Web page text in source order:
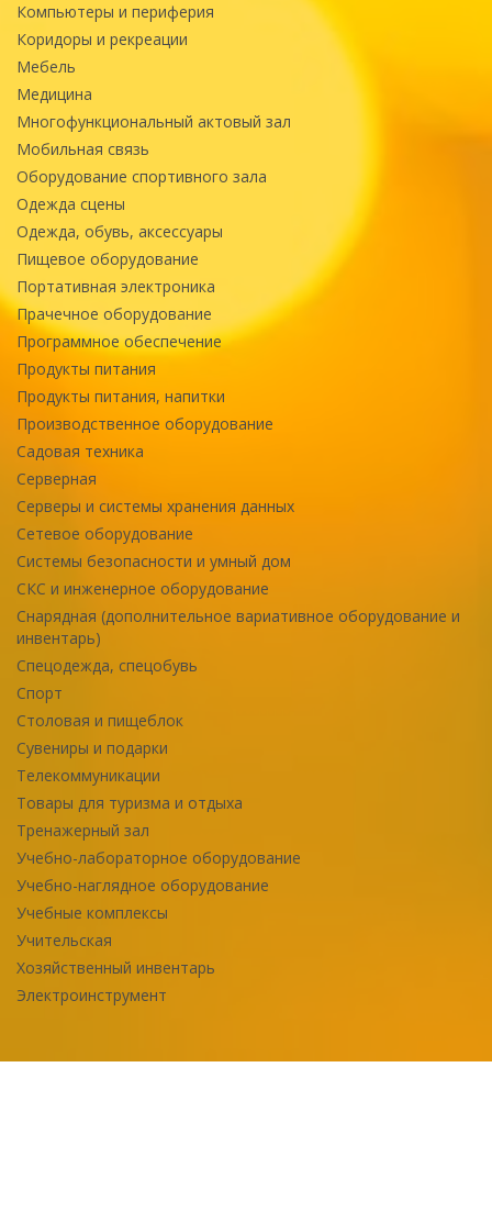
Компьютеры и периферия
Коридоры и рекреации
Мебель
Медицина
Многофункциональный актовый зал
Мобильная связь
Оборудование спортивного зала
Одежда сцены
Одежда, обувь, аксессуары
Пищевое оборудование
Портативная электроника
Прачечное оборудование
Программное обеспечение
Продукты питания
Продукты питания, напитки
Производственное оборудование
Садовая техника
Серверная
Серверы и системы хранения данных
Сетевое оборудование
Системы безопасности и умный дом
СКС и инженерное оборудование
Снарядная (дополнительное вариативное оборудование и
инвентарь)
Спецодежда, спецобувь
Спорт
Столовая и пищеблок
Сувениры и подарки
Телекоммуникации
Товары для туризма и отдыха
Тренажерный зал
Учебно-лабораторное оборудование
Учебно-наглядное оборудование
Учебные комплексы
Учительская
Хозяйственный инвентарь
Электроинструмент